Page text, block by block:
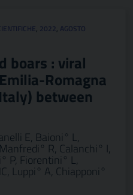
, 2022, AGOSTO
boars : viral
Romagna
between
E, Baioni° L,
R, Calanchi° I,
P, Fiorentini° L,
Luppi° A, Chiapponi°